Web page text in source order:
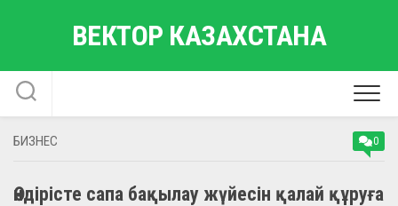
ВЕКТОР КАЗАХСТАНА
БИЗНЕС 0
Өндірісте сапа бақылау жүйесін қалай құруға